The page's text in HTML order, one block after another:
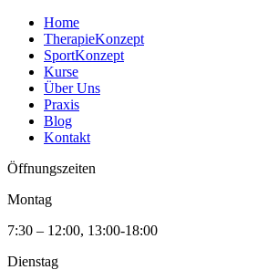
Home
TherapieKonzept
SportKonzept
Kurse
Über Uns
Praxis
Blog
Kontakt
Öffnungszeiten
Montag
7:30 – 12:00, 13:00-18:00
Dienstag